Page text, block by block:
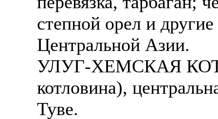
степной орел и
Центральной Азии.
УЛУГ-ХЕМСКАЯ
котловина),
Туве.